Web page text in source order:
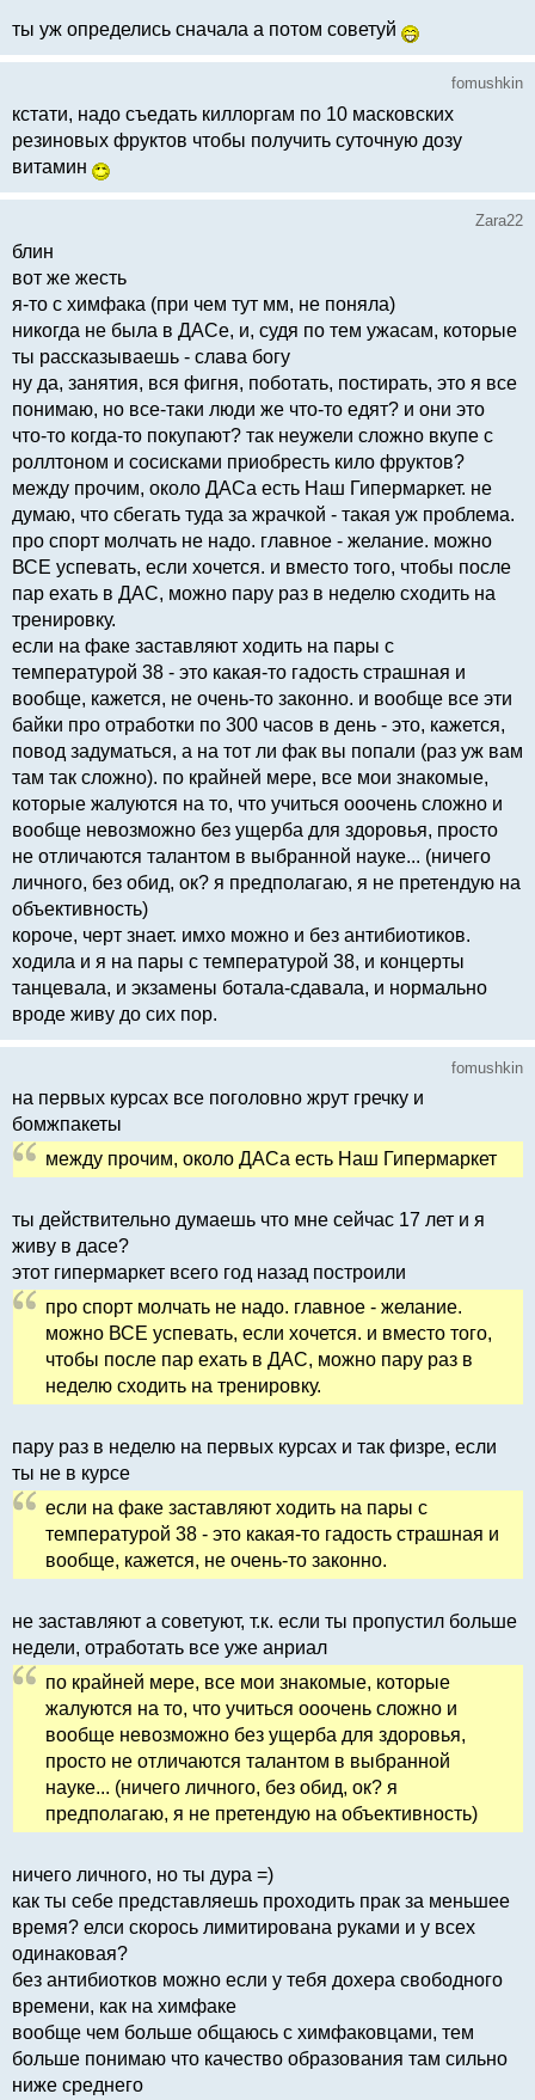
ты уж определись сначала а потом советуй
fomushkin
кстати, надо съедать киллоргам по 10 масковских
резиновых фруктов чтобы получить суточную дозу
витамин
Zara22
блин
вот же жесть
я-то с химфака (при чем тут мм, не поняла)
никогда не была в ДАСе, и, судя по тем ужасам, которые
ты рассказываешь - слава богу
ну да, занятия, вся фигня, поботать, постирать, это я все
понимаю, но все-таки люди же что-то едят? и они это
что-то когда-то покупают? так неужели сложно вкупе с
роллтоном и сосисками приобресть кило фруктов?
между прочим, около ДАСа есть Наш Гипермаркет. не
думаю, что сбегать туда за жрачкой - такая уж проблема.
про спорт молчать не надо. главное - желание. можно
ВСЕ успевать, если хочется. и вместо того, чтобы после
пар ехать в ДАС, можно пару раз в неделю сходить на
тренировку.
если на факе заставляют ходить на пары с
температурой 38 - это какая-то гадость страшная и
вообще, кажется, не очень-то законно. и вообще все эти
байки про отработки по 300 часов в день - это, кажется,
повод задуматься, а на тот ли фак вы попали (раз уж вам
там так сложно). по крайней мере, все мои знакомые,
которые жалуются на то, что учиться ооочень сложно и
вообще невозможно без ущерба для здоровья, просто
не отличаются талантом в выбранной науке... (ничего
личного, без обид, ок? я предполагаю, я не претендую на
объективность)
короче, черт знает. имхо можно и без антибиотиков.
ходила и я на пары с температурой 38, и концерты
танцевала, и экзамены ботала-сдавала, и нормально
вроде живу до сих пор.
fomushkin
на первых курсах все поголовно жрут гречку и
бомжпакеты
между прочим, около ДАСа есть Наш Гипермаркет
ты действительно думаешь что мне сейчас 17 лет и я
живу в дасе?
этот гипермаркет всего год назад построили
про спорт молчать не надо. главное - желание.
можно ВСЕ успевать, если хочется. и вместо того,
чтобы после пар ехать в ДАС, можно пару раз в
неделю сходить на тренировку.
пару раз в неделю на первых курсах и так физре, если
ты не в курсе
если на факе заставляют ходить на пары с
температурой 38 - это какая-то гадость страшная и
вообще, кажется, не очень-то законно.
не заставляют а советуют, т.к. если ты пропустил больше
недели, отработать все уже анриал
по крайней мере, все мои знакомые, которые
жалуются на то, что учиться ооочень сложно и
вообще невозможно без ущерба для здоровья,
просто не отличаются талантом в выбранной
науке... (ничего личного, без обид, ок? я
предполагаю, я не претендую на объективность)
ничего личного, но ты дура =)
как ты себе представляешь проходить прак за меньшее
время? елси скорось лимитирована руками и у всех
одинаковая?
без антибиотков можно если у тебя дохера свободного
времени, как на химфаке
вообще чем больше общаюсь с химфаковцами, тем
больше понимаю что качество образования там сильно
ниже среднего